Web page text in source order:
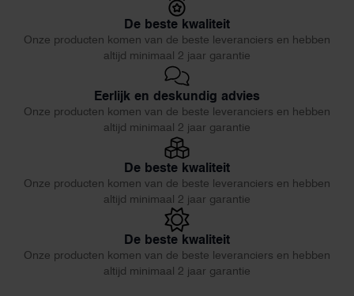
De beste kwaliteit
Onze producten komen van de beste leveranciers en hebben
altijd minimaal 2 jaar garantie
Eerlijk en deskundig advies
Onze producten komen van de beste leveranciers en hebben
altijd minimaal 2 jaar garantie
De beste kwaliteit
Onze producten komen van de beste leveranciers en hebben
altijd minimaal 2 jaar garantie
De beste kwaliteit
Onze producten komen van de beste leveranciers en hebben
altijd minimaal 2 jaar garantie